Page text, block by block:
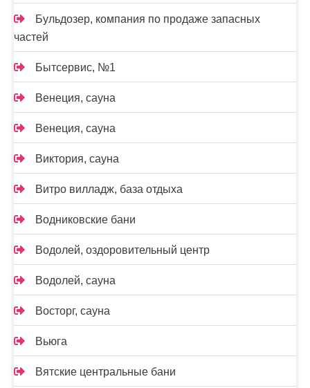
Бульдозер, компания по продаже запасных
частей
Бытсервис, №1
Венеция, сауна
Венеция, сауна
Виктория, сауна
Витро вилладж, база отдыха
Водниковские бани
Водолей, оздоровительный центр
Водолей, сауна
Восторг, сауна
Вьюга
Вятские центральные бани